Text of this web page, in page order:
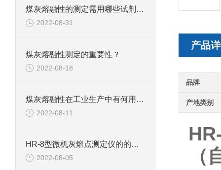
产品
品牌
产地类别
（
煤灰熔融性的测定需用哪些试剂和材料？
2022-08-31
煤灰熔融性测定的重要性？
2022-08-18
煤灰熔融性在工业生产中有何用途？
2022-08-11
HR-8型微机灰熔点测定仪的的技术参数
2022-08-05